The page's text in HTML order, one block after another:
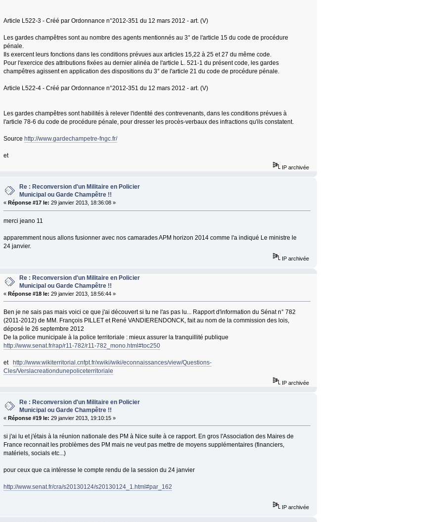
Article L522-3 - Créé par Ordonnance n°2012-351 du 12 mars 2012 - art. (V)
Les gardes champêtres sont au nombre des agents mentionnés au 3° de l'article 15 du code de procédure
pénale.
Ils exercent leurs fonctions dans les conditions prévues aux articles 15,22 à 25 et 27 du même code.
Pour l'exercice des attributions fixées au dernier alinéa de l'article L. 521-1 du présent code, les gardes
champêtres agissent en application des dispositions du 3° de l'article 21 du code de procédure pénale.
Article L522-4 - Créé par Ordonnance n°2012-351 du 12 mars 2012 - art. (V)
Les gardes champêtres sont habilités à relever l'identité des contrevenants, dans les conditions prévues à
l'article 78-6 du code de procédure pénale, pour dresser les procès-verbaux des infractions qu'ils constatent.
Source http://www.gardechampetre-fngc.fr/
et
IP archivée
Re : Reconversion d'un Militaire en Policier
Municipal ou Garde Champêtre !!
« Réponse #17 le: 29 janvier 2013, 18:36:08 »
merci jeano 11
apparemment nous allons fusionner avec nos camarades APM horizon 2014 comme l'a indiqué Le ministre le
24 janvier.
IP archivée
Re : Reconversion d'un Militaire en Policier
Municipal ou Garde Champêtre !!
« Réponse #18 le: 29 janvier 2013, 18:56:44 »
Ben je ne sais pas mais voici ce que j'ai découvert si tu ne l'as pas lu... Rapport d'information du Sénat n° 782
(2011-2012) de MM. François PILLET et René VANDIERENDONCK, fait au nom de la commission des lois,
déposé le 26 septembre 2012
De la police municipale à la police territoriale : mieux assurer la tranquillité publique
http://www.senat.fr/rap/r11-782/r11-782_mono.html#toc250
et http://www.wikiterritorial.cnfpt.fr/xwiki/wiki/econnaissances/view/Questions-
Cles/Verslacreationdunepoliceterritoriale
IP archivée
Re : Reconversion d'un Militaire en Policier
Municipal ou Garde Champêtre !!
« Réponse #19 le: 29 janvier 2013, 19:10:15 »
si j'ai lu et j'étais à la réunion nationale des PM à Nice suite à ce rapport. En gros l'Association des Maires de
France reconnait les problèmes des PM mais ne veut pas mettre de moyens supplémentaires (financiers,
matériels, socials etc...)
pour ceux que ca intéresse le compte rendu de la session du 24 janvier
http://www.senat.fr/cra/s20130124/s20130124_1.html#par_162
IP archivée